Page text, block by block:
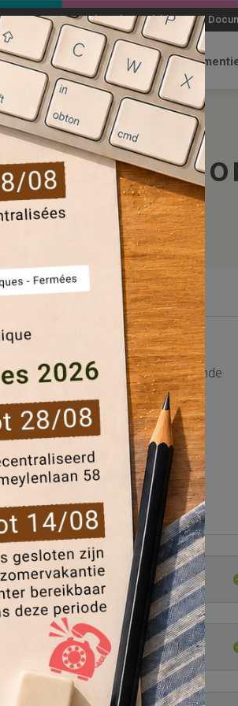
Persbericht Blablacity
huurders actualiteiten
sociale
?
(gewone brief en aangetekende
gesteld wordt
?